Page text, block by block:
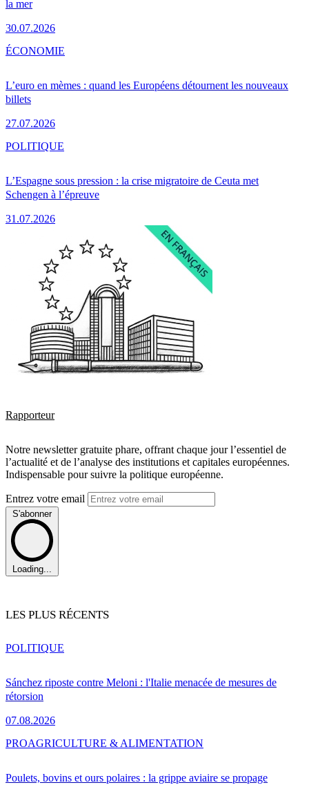
la mer
30.07.2026
L’euro en mèmes : quand les Européens détournent les nouveaux
billets
27.07.2026
ÉCONOMIE
L’Espagne sous pression : la crise migratoire de Ceuta met
Schengen à l’épreuve
31.07.2026
POLITIQUE
Rapporteur
Notre newsletter gratuite phare, offrant chaque jour l’essentiel de
l’actualité et de l’analyse des institutions et capitales européennes.
Indispensable pour suivre la politique européenne.
Entrez votre email
S'abonner
Loading...
LES PLUS RÉCENTS
Sánchez riposte contre Meloni : l'Italie menacée de mesures de
rétorsion
07.08.2026
POLITIQUE
Poulets, bovins et ours polaires : la grippe aviaire se propage
PROAGRICULTURE & ALIMENTATION